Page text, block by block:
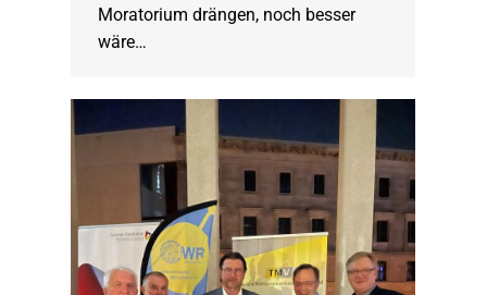
Moratorium drängen, noch besser
wäre…